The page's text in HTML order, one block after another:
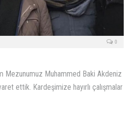
0
Mezunumuz Muhammed Baki Akdeniz
ettik. Kardeşimize hayırlı çalışmalar